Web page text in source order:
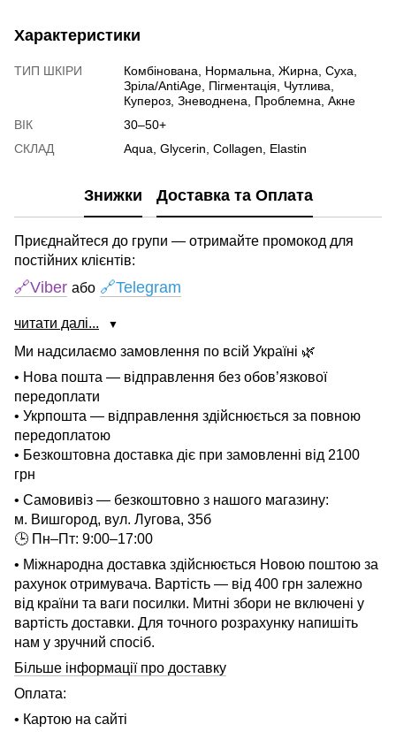
Характеристики
ТИП ШКІРИ
Комбінована, Нормальна, Жирна, Суха,
Зріла/AntiAge, Пігментація, Чутлива,
Купероз, Зневоднена, Проблемна, Акне
ВІК
30–50+
СКЛАД
Aqua, Glycerin, Collagen, Elastin
Знижки Доставка та Оплата
Приєднайтеся до групи — отримайте промокод для
постійних клієнтів:
🔗Viber або 🔗Telegram
читати далі... ▼
Ми надсилаємо замовлення по всій Україні 🌿
• Нова пошта — відправлення без обов’язкової
передоплати
• Укрпошта — відправлення здійснюється за повною
передоплатою
• Безкоштовна доставка діє при замовленні від 2100
грн
• Самовивіз — безкоштовно з нашого магазину:
м. Вишгород, вул. Лугова, 35б
🕒 Пн–Пт: 9:00–17:00
• Міжнародна доставка здійснюється Новою поштою за
рахунок отримувача. Вартість — від 400 грн залежно
від країни та ваги посилки. Митні збори не включені у
вартість доставки. Для точного розрахунку напишіть
нам у зручний спосіб.
Більше інформації про доставку
Оплата:
• Картою на сайті